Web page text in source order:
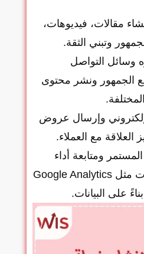
مقالات، فيديوهات،
وتبني الثقة.
وسائل التواصل
الجمهور ونشر محتوى
وإرسال عروض
العلاقة مع العملاء.
ومتابعة أداء
الموقع باستخدام أدوات مثل Google Analytics
على البيانات.